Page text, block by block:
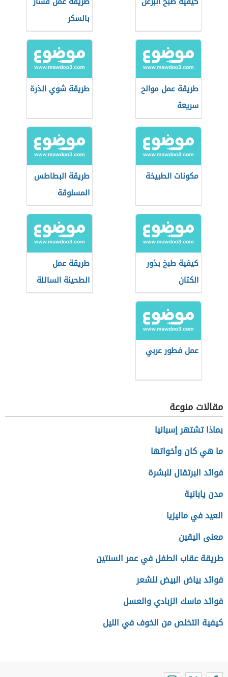
بالسكر
طريقة عمل موالح
سريعة
طريقة شوي الذرة
مكونات الطبيخة
طريقة البطاطس
المسلوقة
كيفية طبخ بذور
الكتان
طريقة عمل
الطحينة السائلة
للفلافل
عمل فطور عربي
مقالات منوعة
بماذا تشتهر إسبانيا
ما هي كان وأخواتها
فوائد البرتقال للبشرة
مدن يابانية
العيد في ماليزيا
معنى اليقين
طريقة عقاب الطفل في عمر السنتين
فوائد بياض البيض للشعر
فوائد ماسك الزبادي والعسل
كيفية التخلص من الخوف في الليل